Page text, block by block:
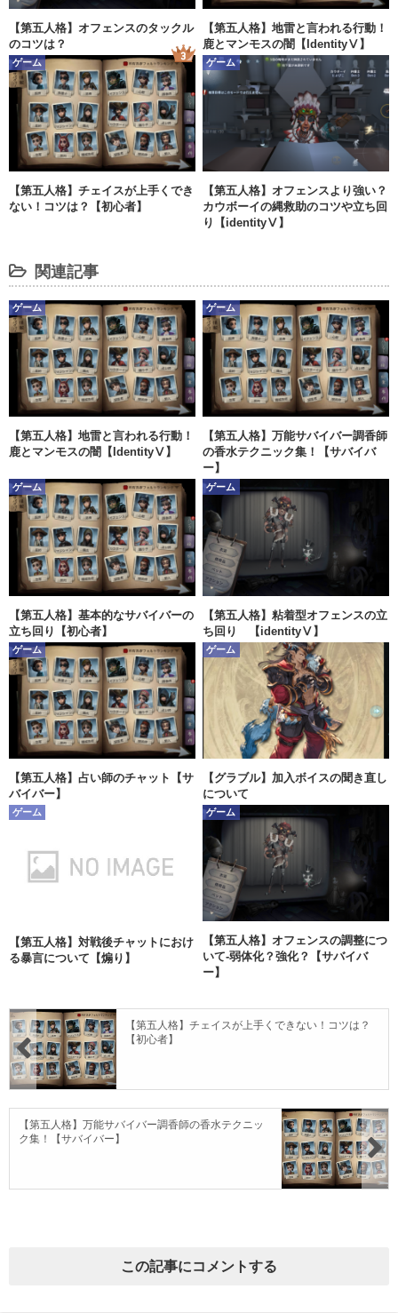
【第五人格】オフェンスのタックル
のコツは？
【第五人格】地雷と言われる行動！
鹿とマンモスの闇【IdentityⅤ】
【第五人格】チェイスが上手くでき
ない！コツは？【初心者】
ゲーム
【第五人格】オフェンスより強い？
カウボーイの縄救助のコツや立ち回
り【identityⅤ】
ゲーム
関連記事
【第五人格】地雷と言われる行動！
鹿とマンモスの闇【IdentityⅤ】
ゲーム
【第五人格】万能サバイバー調香師
の香水テクニック集！【サバイバ
ー】
ゲーム
【第五人格】基本的なサバイバーの
立ち回り【初心者】
ゲーム
【第五人格】粘着型オフェンスの立
ち回り 【identityⅤ】
ゲーム
【第五人格】占い師のチャット【サ
バイバー】
ゲーム
【グラブル】加入ボイスの聞き直し
について
ゲーム
【第五人格】対戦後チャットにおけ
る暴言について【煽り】
ゲーム
【第五人格】オフェンスの調整につ
いて-弱体化？強化？【サバイバ
ー】
ゲーム
【第五人格】チェイスが上手くできない！コツは？
【初心者】
【第五人格】万能サバイバー調香師の香水テクニッ
ク集！【サバイバー】